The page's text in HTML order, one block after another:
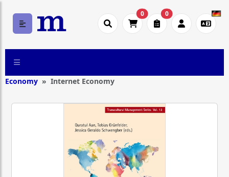
0 0
Economy Internet Economy